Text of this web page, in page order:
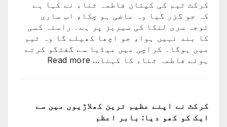
کرکٹ ٹیم کی کپتان فاطمہ ثناء نے کہا ہے
کہ جو گزر گیا وہ ماضی ہو چکا، اب ساری
توجہ سری لنکا کی سیریز پر ہے۔ راستہ کسی
کا بند نہیں ہوا، جو اچھا کھیلے گا وہ ٹیم
میں ہوگا۔ کراچی میں میڈیا سے گفتگو کرتے
ہوئے فاطمہ ثناء کا کہنا… Read more
:
کرکٹ نے اپنے عظیم ترین کھلاڑیوں میں سے
ایک کو کھو دیا: بابر اعظم